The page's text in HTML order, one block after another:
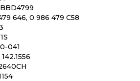
BBD4799
646, 0 986 479 C58
041